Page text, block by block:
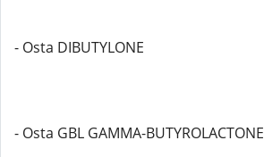
- Osta DIBUTYLONE
- Osta GBL GAMMA-BUTYROLACTONE